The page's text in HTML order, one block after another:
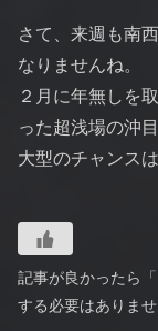
さて、来週も南
なりませんね。
２月に年無しを
った超浅場の沖
大型のチャンス
記事が良かったら
する必要はありませ